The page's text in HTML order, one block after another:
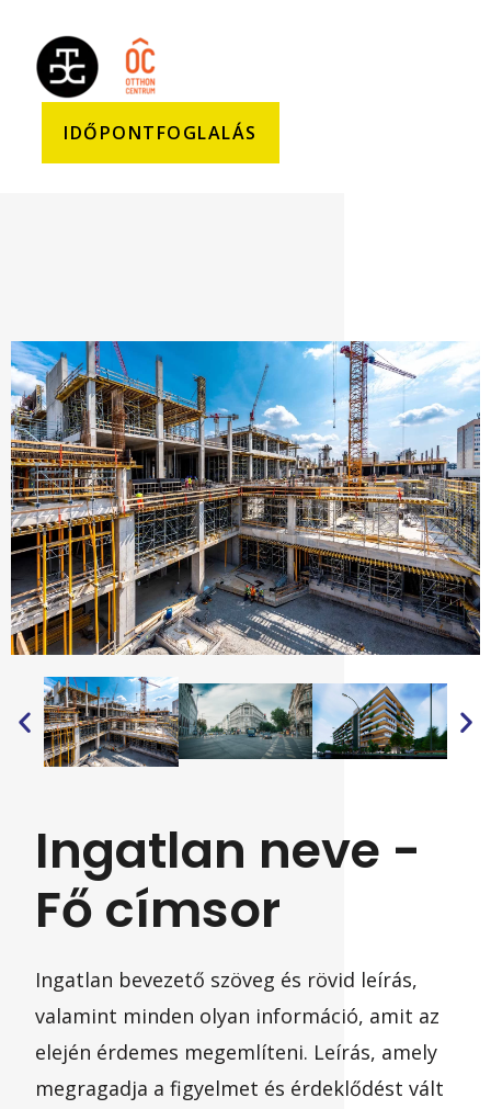
IDŐPONTFOGLALÁS
Ingatlan neve -
Fő címsor
Ingatlan bevezető szöveg és rövid leírás,
valamint minden olyan információ, amit az
elején érdemes megemlíteni. Leírás, amely
megragadja a figyelmet és érdeklődést vált